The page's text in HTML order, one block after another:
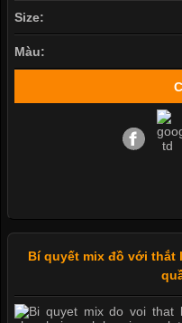
Size:
Màu:
Bí quyết mix đồ với thắt